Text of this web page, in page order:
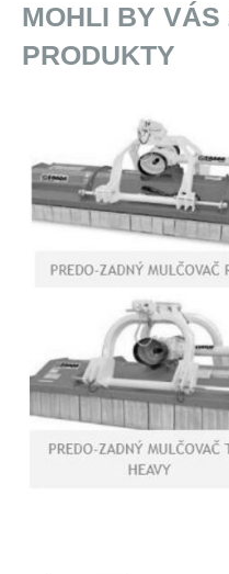
MOHLI BY
PRODUKTY